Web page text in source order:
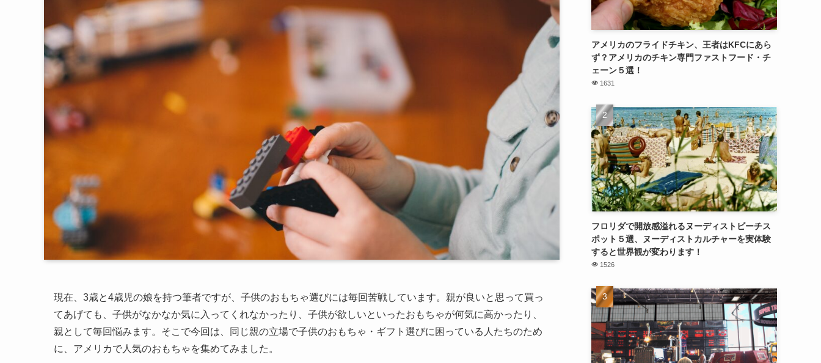
現在、3歳と4歳児の娘を持つ筆者ですが、子供のおもちゃ選びには毎回苦戦しています。親が良いと思って買っ
てあげても、子供がなかなか気に入ってくれなかったり、子供が欲しいといったおもちゃが何気に高かったり、
親として毎回悩みます。そこで今回は、同じ親の立場で子供のおもちゃ・ギフト選びに困っている人たちのため
に、アメリカで人気のおもちゃを集めてみました。
アメリカのフライドチキン、王者はKFCにあら
ず？アメリカのチキン専門ファストフード・チ
ェーン５選！
1631
フロリダで開放感溢れるヌーディストビーチス
ポット５選、ヌーディストカルチャーを実体験
すると世界観が変わります！
1526